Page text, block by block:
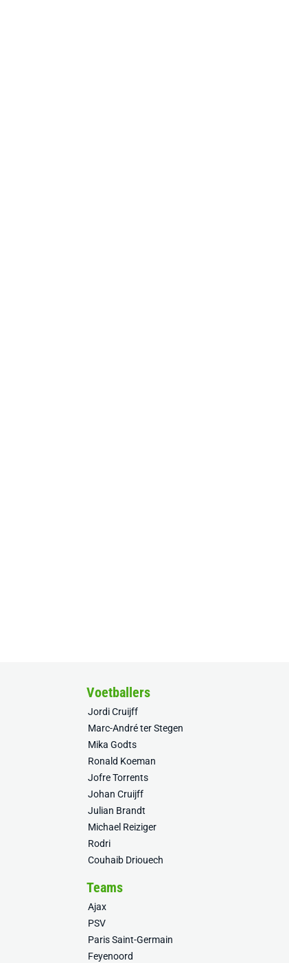
Voetballers
Jordi Cruijff
Marc-André ter Stegen
Mika Godts
Ronald Koeman
Jofre Torrents
Johan Cruijff
Julian Brandt
Michael Reiziger
Rodri
Couhaib Driouech
Teams
Ajax
PSV
Paris Saint-Germain
Feyenoord